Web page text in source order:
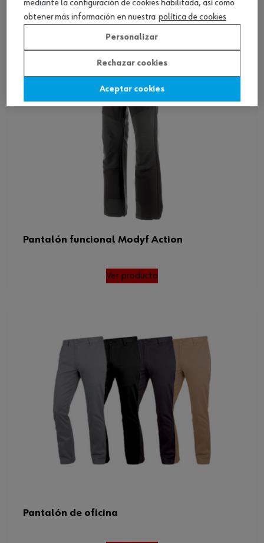
Ver producto
Pantalón funcional Modyf Action
Ver producto
Pantalón de oficina
mediante la configuración de cookies habilitada, así como
obtener más información en nuestra política de cookies
Personalizar
Rechazar cookies
Aceptar cookies